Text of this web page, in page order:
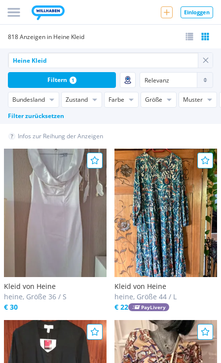
Einloggen
818 Anzeigen in Heine Kleid
Bundesland Zustand Farbe Größe
Muster
Filter zurücksetzen
Filtern 1
Infos zur Reihung der Anzeigen
Kleid von Heine
heine, Größe 36 / S
€ 30
Kleid von Heine
heine, Größe 44 / L
€ 22
PayLivery